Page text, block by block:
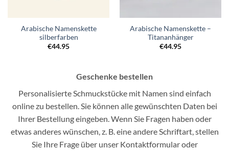
Arabische Namenskette
silberfarben
€44.95
Arabische Namenskette –
Titananhänger
€44.95
Geschenke bestellen
Personalisierte Schmuckstücke mit Namen sind einfach
online zu bestellen. Sie können alle gewünschten Daten bei
Ihrer Bestellung eingeben. Wenn Sie Fragen haben oder
etwas anderes wünschen, z. B. eine andere Schriftart, stellen
Sie Ihre Frage über unser Kontaktformular oder